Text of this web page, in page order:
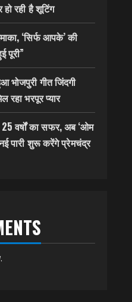
रही है शूटिंग
‘सिर्फ आपके’ की
पूरी”
भोजपुरी गीत जिंदगी
रहा भरपूर प्यार
वर्षों का सफर, अब ‘ओम
पारी शुरू करेंगे प्रेमचंद्र